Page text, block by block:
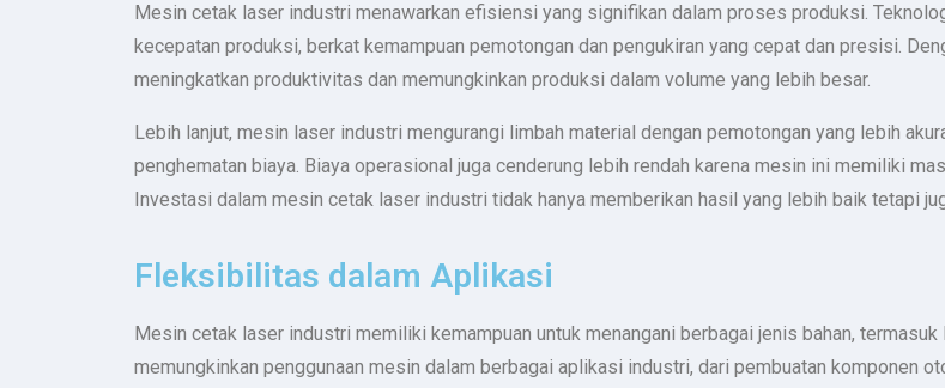
Mesin cetak laser industri menawarkan efisiensi yang signifikan dalam proses produksi.
kecepatan produksi, berkat kemampuan pemotongan dan pengukiran yang cepat dan presisi.
meningkatkan produktivitas dan memungkinkan produksi dalam volume yang lebih besar.
Lebih lanjut, mesin laser industri mengurangi limbah material dengan pemotongan yang lebih
penghematan biaya. Biaya operasional juga cenderung lebih rendah karena mesin ini memiliki
Investasi dalam mesin cetak laser industri tidak hanya memberikan hasil yang lebih baik tetapi
Fleksibilitas dalam Aplikasi
Mesin cetak laser industri memiliki kemampuan untuk menangani berbagai jenis bahan,
memungkinkan penggunaan mesin dalam berbagai aplikasi industri, dari pembuatan komponen